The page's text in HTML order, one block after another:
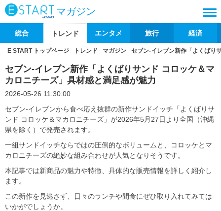
マガジン
総合 トレンド エンタメ 旅行 経済
E START トップページ トレンド マガジン セブン‐イレブン新作「よくばり
セブン‐イレブン新作「よくばりサンド コロッケ＆マ
カロニチーズ」具材感と満足感が魅力
2026-05-26 11:30:00
セブン‐イレブンから食べ応え抜群の新作サンドイッチ「よくばりサ
ンド コロッケ＆マカロニチーズ」が2026年5月27日より全国（沖縄
県を除く）で発売されます。
一組サンドイッチならではの圧倒的なボリュームと、コロッケとマ
カロニチーズの絶妙な組み合わせが人気となりそうです。
本記事では新商品の魅力や特徴、具体的な販売情報を詳しく紹介し
ます。
この新作を見逃さず、日々のランチや間食にぜひ取り入れてみては
いかがでしょうか。